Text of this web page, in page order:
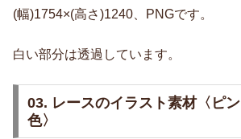
(幅)1754×(高さ)1240、PNGです。
白い部分は透過しています。
03. レースのイラスト素材〈ピ
色〉